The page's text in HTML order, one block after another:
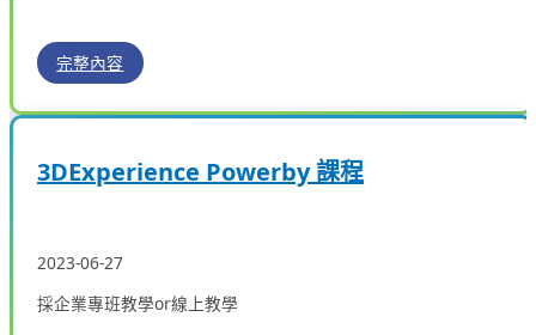
完整內容
3DExperience Powerby 課程
2023-06-27
採企業專班教學or線上教學